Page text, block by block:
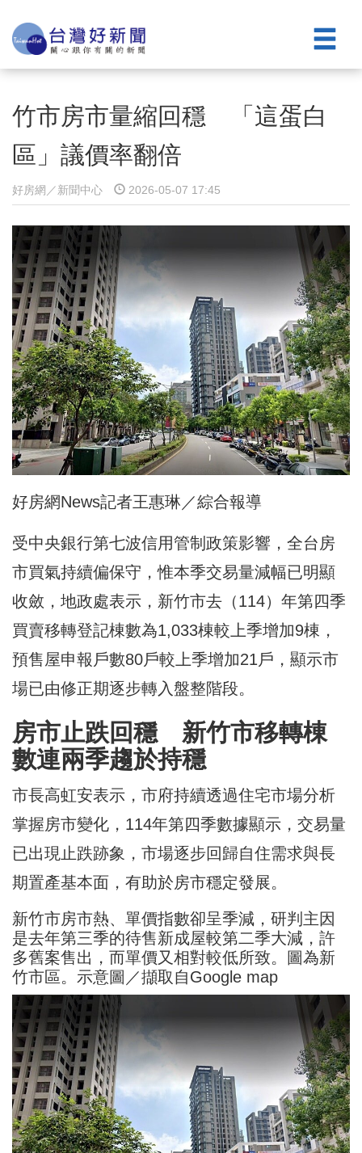
竹市房市量縮回穩 「這蛋白
區」議價率翻倍
好房網／新聞中心 2026-05-07 17:45
好房網News記者王惠琳／綜合報導
受中央銀行第七波信用管制政策影響，全台房
市買氣持續偏保守，惟本季交易量減幅已明顯
收斂，地政處表示，新竹市去（114）年第四季
買賣移轉登記棟數為1,033棟較上季增加9棟，
預售屋申報戶數80戶較上季增加21戶，顯示市
場已由修正期逐步轉入盤整階段。
房市止跌回穩 新竹市移轉棟
數連兩季趨於持穩
市長高虹安表示，市府持續透過住宅市場分析
掌握房市變化，114年第四季數據顯示，交易量
已出現止跌跡象，市場逐步回歸自住需求與長
期置產基本面，有助於房市穩定發展。
新竹市房市熱、單價指數卻呈季減，研判主因
是去年第三季的待售新成屋較第二季大減，許
多舊案售出，而單價又相對較低所致。圖為新
竹市區。示意圖／擷取自Google map